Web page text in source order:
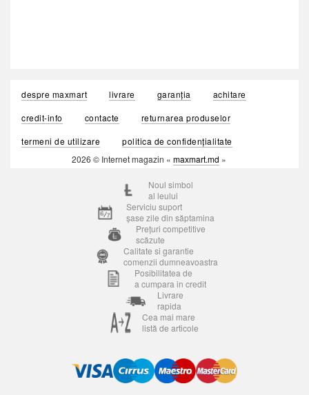
despre maxmart livrare garanția
achitare
credit-info
contacte
returnarea produselor
termeni de utilizare
politica de confidențialitate
2026 © Internet magazin « maxmart.md »
Noul simbol
al leului
Serviciu suport
șase zile din săptamina
Prețuri competitive
scăzute
Calitate si garantie
comenzii dumneavoastra
Posibilitatea de
a cumpara in credit
Livrare
rapida
Cea mai mare
listă de articole